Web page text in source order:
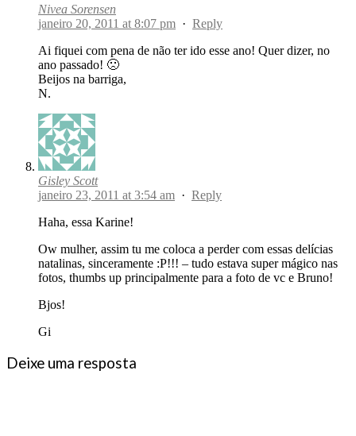
Nivea Sorensen
janeiro 20, 2011 at 8:07 pm · Reply
Ai fiquei com pena de não ter ido esse ano! Quer dizer, no
ano passado! 🙁
Beijos na barriga,
N.
Gisley Scott
janeiro 23, 2011 at 3:54 am · Reply
Haha, essa Karine!
Ow mulher, assim tu me coloca a perder com essas delícias
natalinas, sinceramente :P!!! – tudo estava super mágico nas
fotos, thumbs up principalmente para a foto de vc e Bruno!
Bjos!
Gi
Deixe uma resposta